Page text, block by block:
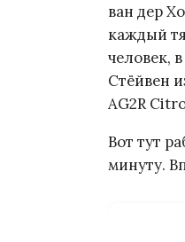
ван дер
каждый
человек,
Стёйвен
AG2R
Вот тут
минуту.